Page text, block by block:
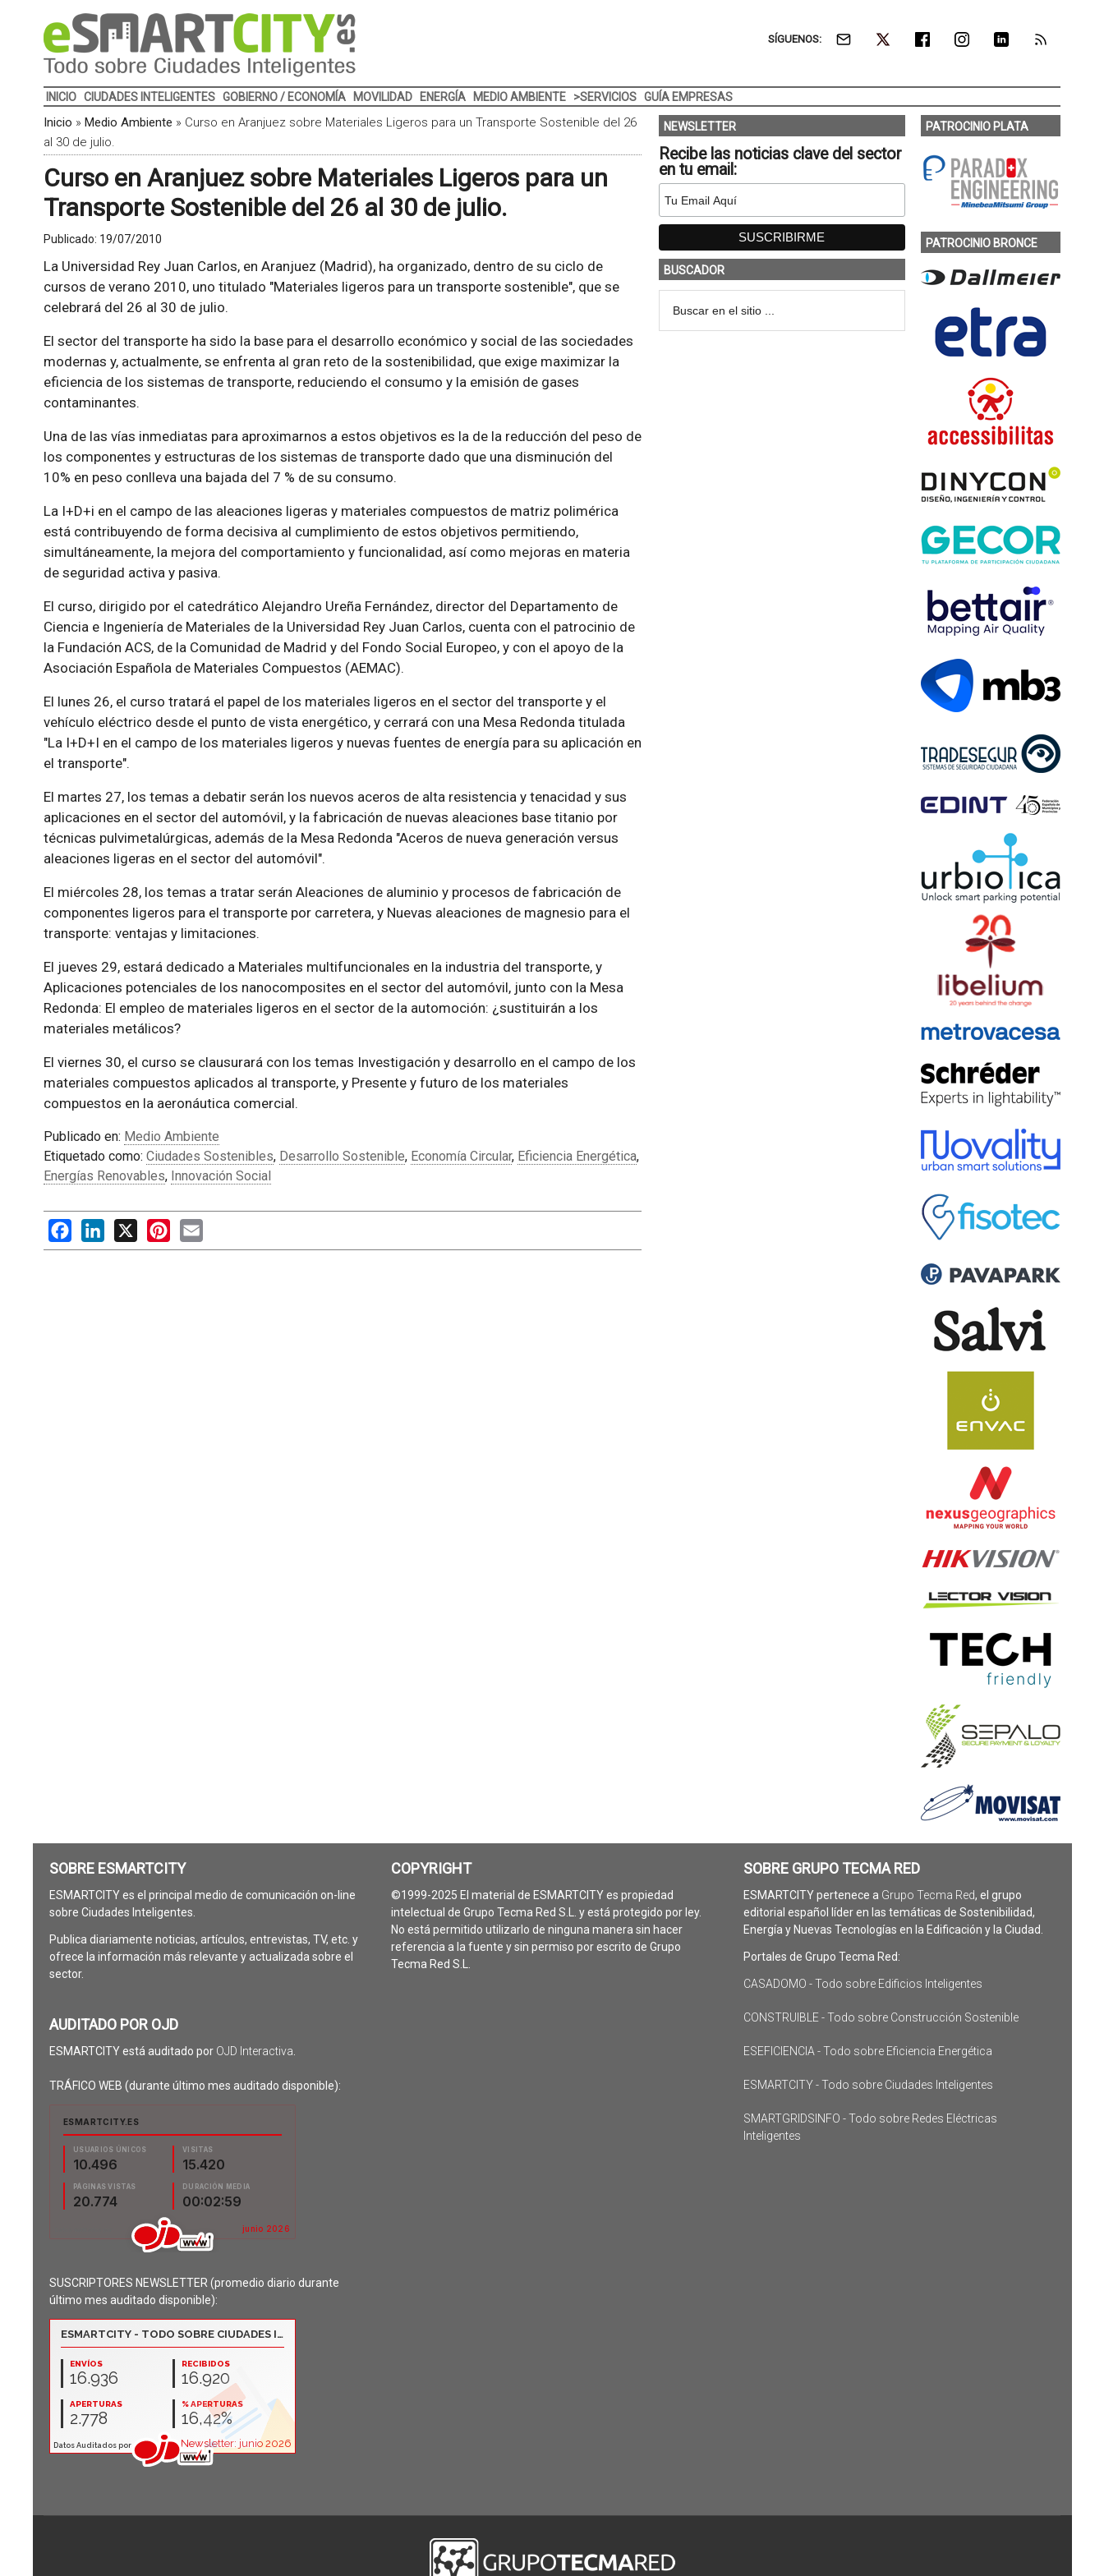
SÍGUENOS:
INICIO CIUDADES INTELIGENTES GOBIERNO / ECONOMÍA MOVILIDAD ENERGÍA MEDIO AMBIENTE >SERVICIOS GUÍA EMPRESAS
Inicio » Medio Ambiente » Curso en Aranjuez sobre Materiales Ligeros para un Transporte Sostenible del 26
al 30 de julio.
Curso en Aranjuez sobre Materiales Ligeros para un
Transporte Sostenible del 26 al 30 de julio.
Publicado: 19/07/2010
La Universidad Rey Juan Carlos, en Aranjuez (Madrid), ha organizado, dentro de su ciclo de
cursos de verano 2010, uno titulado "Materiales ligeros para un transporte sostenible", que se
celebrará del 26 al 30 de julio.
El sector del transporte ha sido la base para el desarrollo económico y social de las sociedades
modernas y, actualmente, se enfrenta al gran reto de la sostenibilidad, que exige maximizar la
eficiencia de los sistemas de transporte, reduciendo el consumo y la emisión de gases
contaminantes.
Una de las vías inmediatas para aproximarnos a estos objetivos es la de la reducción del peso de
los componentes y estructuras de los sistemas de transporte dado que una disminución del
10% en peso conlleva una bajada del 7 % de su consumo.
La I+D+i en el campo de las aleaciones ligeras y materiales compuestos de matriz polimérica
está contribuyendo de forma decisiva al cumplimiento de estos objetivos permitiendo,
simultáneamente, la mejora del comportamiento y funcionalidad, así como mejoras en materia
de seguridad activa y pasiva.
El curso, dirigido por el catedrático Alejandro Ureña Fernández, director del Departamento de
Ciencia e Ingeniería de Materiales de la Universidad Rey Juan Carlos, cuenta con el patrocinio de
la Fundación ACS, de la Comunidad de Madrid y del Fondo Social Europeo, y con el apoyo de la
Asociación Española de Materiales Compuestos (AEMAC).
El lunes 26, el curso tratará el papel de los materiales ligeros en el sector del transporte y el
vehículo eléctrico desde el punto de vista energético, y cerrará con una Mesa Redonda titulada
"La I+D+I en el campo de los materiales ligeros y nuevas fuentes de energía para su aplicación en
el transporte".
El martes 27, los temas a debatir serán los nuevos aceros de alta resistencia y tenacidad y sus
aplicaciones en el sector del automóvil, y la fabricación de nuevas aleaciones base titanio por
técnicas pulvimetalúrgicas, además de la Mesa Redonda "Aceros de nueva generación versus
aleaciones ligeras en el sector del automóvil".
El miércoles 28, los temas a tratar serán Aleaciones de aluminio y procesos de fabricación de
componentes ligeros para el transporte por carretera, y Nuevas aleaciones de magnesio para el
transporte: ventajas y limitaciones.
El jueves 29, estará dedicado a Materiales multifuncionales en la industria del transporte, y
Aplicaciones potenciales de los nanocomposites en el sector del automóvil, junto con la Mesa
Redonda: El empleo de materiales ligeros en el sector de la automoción: ¿sustituirán a los
materiales metálicos?
El viernes 30, el curso se clausurará con los temas Investigación y desarrollo en el campo de los
materiales compuestos aplicados al transporte, y Presente y futuro de los materiales
compuestos en la aeronáutica comercial.
Publicado en: Medio Ambiente
Etiquetado como: Ciudades Sostenibles, Desarrollo Sostenible, Economía Circular, Eficiencia Energética,
Energías Renovables, Innovación Social
FacebookLinkedIn
X PinterestEmail
NEWSLETTER
Recibe las noticias clave del sector
en tu email:
BUSCADOR
PATROCINIO PLATA
PATROCINIO BRONCE
SOBRE ESMARTCITY
ESMARTCITY es el principal medio de comunicación on-line
sobre Ciudades Inteligentes.
Publica diariamente noticias, artículos, entrevistas, TV, etc. y
ofrece la información más relevante y actualizada sobre el
sector.
AUDITADO POR OJD
ESMARTCITY está auditado por OJD Interactiva
TRÁFICO WEB (durante último mes auditado disponible):
SUSCRIPTORES NEWSLETTER (promedio diario durante
último mes auditado disponible):
COPYRIGHT
©1999-2025 El material de ESMARTCITY es propiedad
intelectual de Grupo Tecma Red S.L. y está protegido por ley.
No está permitido utilizarlo de ninguna manera sin hacer
referencia a la fuente y sin permiso por escrito de Grupo
Tecma Red S.L.
SOBRE GRUPO TECMA RED
ESMARTCITY pertenece a Grupo Tecma Red, el grupo
editorial español líder en las temáticas de Sostenibilidad,
Energía y Nuevas Tecnologías en la Edificación y la Ciudad.
Portales de Grupo Tecma Red:
CASADOMO - Todo sobre Edificios Inteligentes
CONSTRUIBLE - Todo sobre Construcción Sostenible
ESEFICIENCIA - Todo sobre Eficiencia Energética
ESMARTCITY - Todo sobre Ciudades Inteligentes
SMARTGRIDSINFO - Todo sobre Redes Eléctricas
Inteligentes